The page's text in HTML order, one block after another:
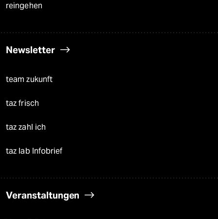
reingehen
Newsletter
team zukunft
taz frisch
taz zahl ich
taz lab Infobrief
Veranstaltungen